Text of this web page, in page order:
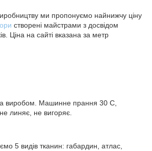
ми пропонуємо найнижчу ціну
створені майстрами з досвідом
Ціна на сайті вказана за метр
виробом. Машинне прання 30 С,
линяє, не вигоряє.
5 видів тканин: габардин, атлас,